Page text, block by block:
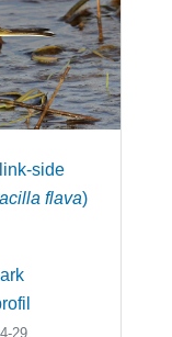
side
flava)
29